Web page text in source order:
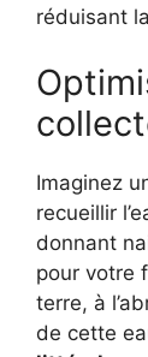
réduisant
Imaginez
recueillir
donnant
pour votre
terre, à
de cette